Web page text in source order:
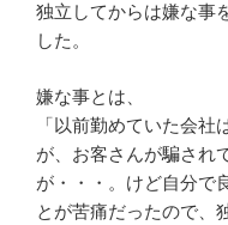
独立してからは嫌な事
した。
嫌な事とは、
「以前勤めていた会
が、お客さんが騙され
が・・・。けど自分で
とが苦痛だったので、